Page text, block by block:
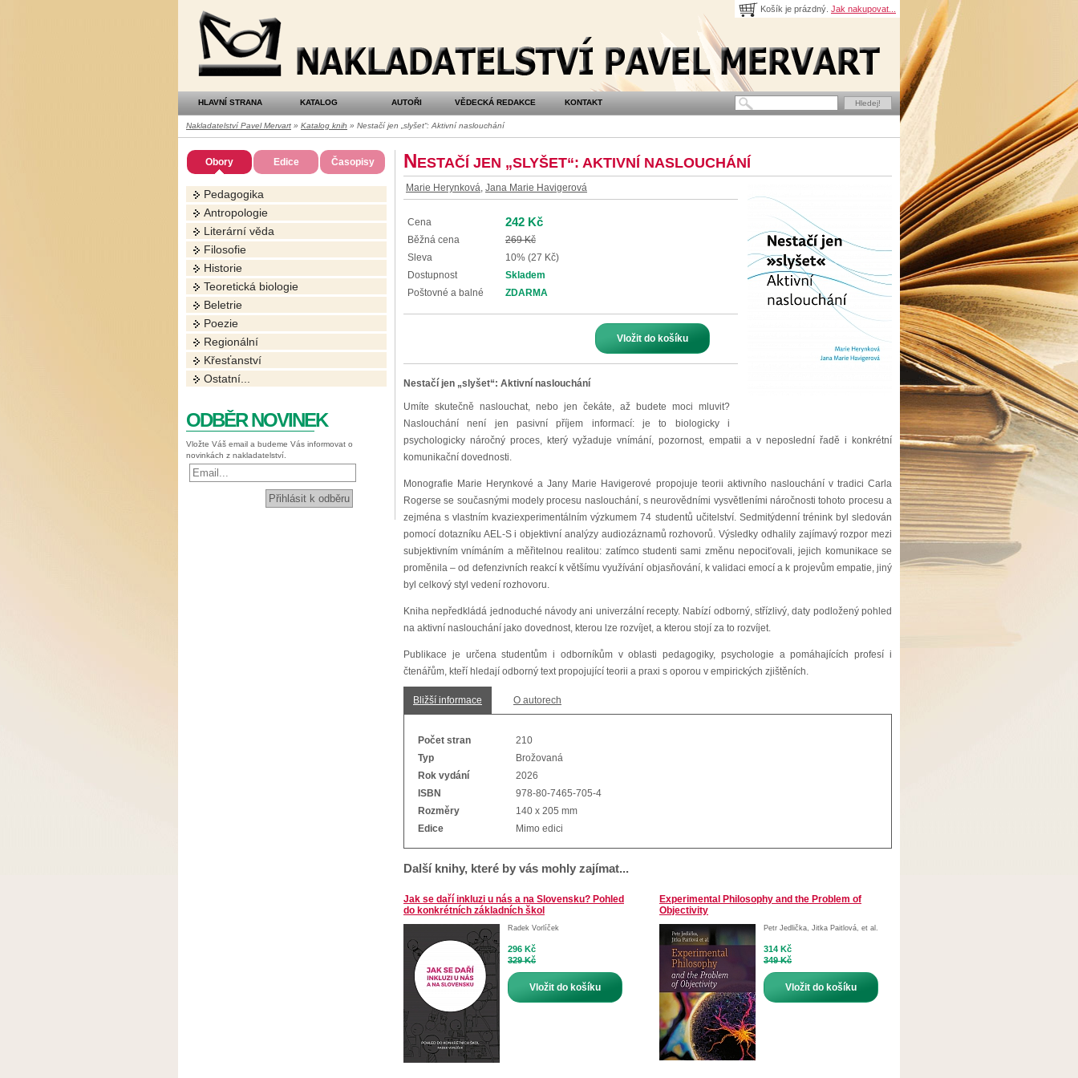
Nakladatelství
Pavel
Mervart
Košík je prázdný. Jak nakupovat...
HLAVNÍ STRANA KATALOG AUTOŘI VĚDECKÁ REDAKCE KONTAKT
Nakladatelství Pavel Mervart » Katalog knih » Nestačí jen „slyšet“: Aktivní naslouchání
Obory Edice Časopisy
Pedagogika
Antropologie
Literární věda
Filosofie
Historie
Teoretická biologie
Beletrie
Poezie
Regionální
Křesťanství
Ostatní...
ODBĚR NOVINEK
Vložte Váš email a budeme Vás informovat o
novinkách z nakladatelství.
NESTAČÍ JEN „SLYŠET“: AKTIVNÍ NASLOUCHÁNÍ
Marie Herynková, Jana Marie Havigerová
Cena 242 Kč
Běžná cena
269 Kč
Sleva
10% (27 Kč)
Dostupnost
Skladem
Poštovné a balné
ZDARMA
Vložit do košíku
Nestačí jen „slyšet“: Aktivní naslouchání
Umíte skutečně naslouchat, nebo jen čekáte, až budete moci mluvit?
Naslouchání není jen pasivní příjem informací: je to biologicky i
psychologicky náročný proces, který vyžaduje vnímání, pozornost, empatii a v neposlední řadě i konkrétní
komunikační dovednosti.
Monografie Marie Herynkové a Jany Marie Havigerové propojuje teorii aktivního naslouchání v tradici Carla
Rogerse se současnými modely procesu naslouchání, s neurovědními vysvětleními náročnosti tohoto procesu a
zejména s vlastním kvaziexperimentálním výzkumem 74 studentů učitelství. Sedmitýdenní trénink byl sledován
pomocí dotazníku AEL-S i objektivní analýzy audiozáznamů rozhovorů. Výsledky odhalily zajímavý rozpor mezi
subjektivním vnímáním a měřitelnou realitou: zatímco studenti sami změnu nepociťovali, jejich komunikace se
proměnila – od defenzivních reakcí k většímu využívání objasňování, k validaci emocí a k projevům empatie, jiný
byl celkový styl vedení rozhovoru.
Kniha nepředkládá jednoduché návody ani univerzální recepty. Nabízí odborný, střízlivý, daty podložený pohled
na aktivní naslouchání jako dovednost, kterou lze rozvíjet, a kterou stojí za to rozvíjet.
Publikace je určena studentům i odborníkům v oblasti pedagogiky, psychologie a pomáhajících profesí i
čtenářům, kteří hledají odborný text propojující teorii a praxi s oporou v empirických zjištěních.
Bližší informace O autorech
Počet stran
210
Typ
Brožovaná
Rok vydání
2026
ISBN
978-80-7465-705-4
Rozměry
140 x 205 mm
Edice
Mimo edici
Další knihy, které by vás mohly zajímat...
Jak se daří inkluzi u nás a na Slovensku? Pohled
do konkrétních základních škol
Radek Vorlíček
296 Kč
329 Kč
Vložit do košíku
Experimental Philosophy and the Problem of
Objectivity
Petr Jedlička, Jitka Paitlová, et al.
314 Kč
349 Kč
Vložit do košíku